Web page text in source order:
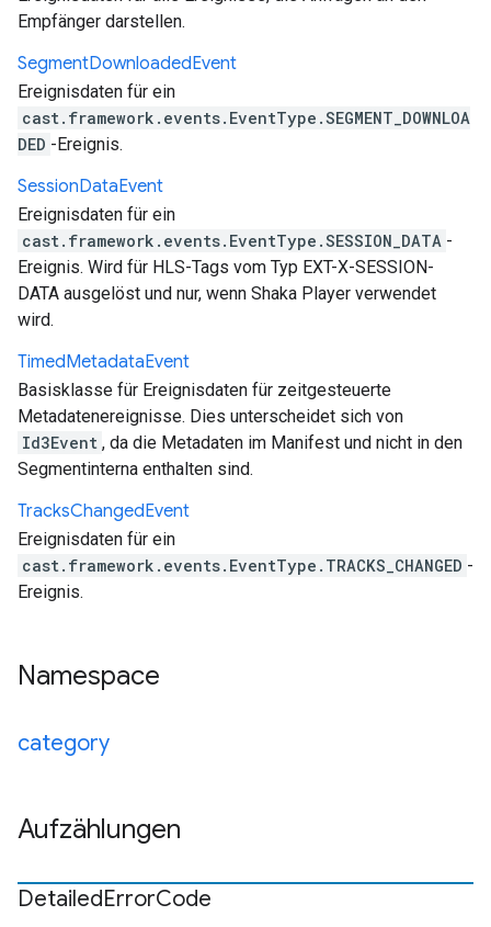
Empfänger darstellen.
SegmentDownloadedEvent
Ereignisdaten für ein
cast.framework.events.EventType.SEGMENT_DOWNLOA
DED -Ereignis.
SessionDataEvent
Ereignisdaten für ein
cast.framework.events.EventType.SESSION_DATA -
Ereignis. Wird für HLS-Tags vom Typ EXT-X-SESSION-
DATA ausgelöst und nur, wenn Shaka Player verwendet
wird.
TimedMetadataEvent
Basisklasse für Ereignisdaten für zeitgesteuerte
Metadatenereignisse. Dies unterscheidet sich von
Id3Event , da die Metadaten im Manifest und nicht in den
Segmentinterna enthalten sind.
TracksChangedEvent
Ereignisdaten für ein
cast.framework.events.EventType.TRACKS_CHANGED -
Ereignis.
Namespace
category
Aufzählungen
DetailedErrorCode